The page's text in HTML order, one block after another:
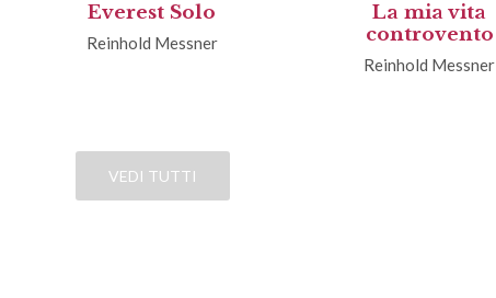
Everest Solo
Reinhold Messner
La mia vita
controvento
Reinhold Messner
VEDI TUTTI